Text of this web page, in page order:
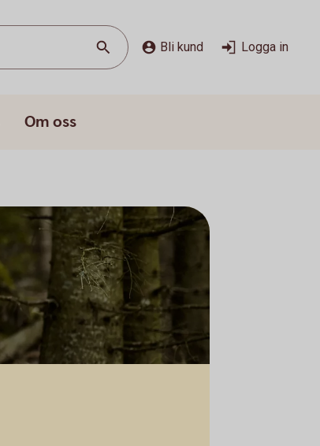
Bli kund Logga in
Om oss